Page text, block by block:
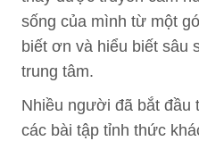
sống của mình từ một
biết ơn và hiểu biết sâu
trung tâm.
Nhiều người đã bắt đầu
các bài tập tỉnh thức